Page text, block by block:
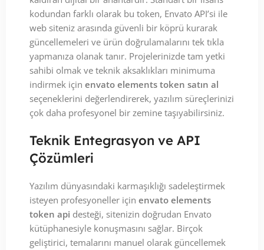
kodundan farklı olarak bu token, Envato API’si ile
web siteniz arasında güvenli bir köprü kurarak
güncellemeleri ve ürün doğrulamalarını tek tıkla
yapmanıza olanak tanır. Projelerinizde tam yetki
sahibi olmak ve teknik aksaklıkları minimuma
indirmek için envato elements token satın al
seçeneklerini değerlendirerek, yazılım süreçlerinizi
çok daha profesyonel bir zemine taşıyabilirsiniz.
Teknik Entegrasyon ve API
Çözümleri
Yazılım dünyasındaki karmaşıklığı sadeleştirmek
isteyen profesyoneller için envato elements
token api desteği, sitenizin doğrudan Envato
kütüphanesiyle konuşmasını sağlar. Birçok
geliştirici, temalarını manuel olarak güncellemek